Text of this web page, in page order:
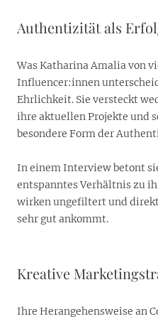
Authentizität als
Was Katharina Amalia von
Influencer:innen
Ehrlichkeit. Sie versteckt
ihre aktuellen Projekte und
besondere Form der
In einem Interview betont
entspanntes Verhältnis zu
wirken ungefiltert und
sehr gut ankommt.
Kreative
Ihre Herangehensweise an